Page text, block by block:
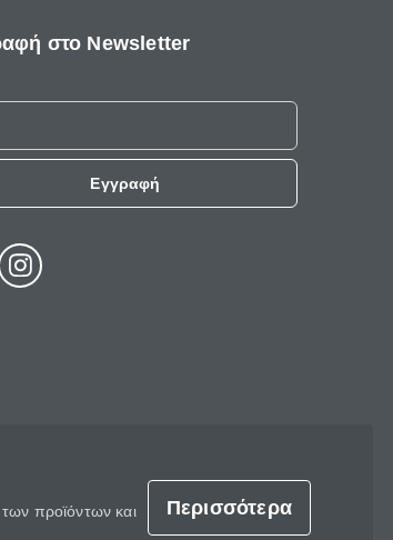
στο Newsletter
Εγγραφή
προϊόντων και
Περισσότερα